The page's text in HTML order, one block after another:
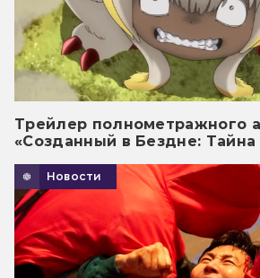
Трейлер полнометражного
«Созданный в Бездне:
Новости